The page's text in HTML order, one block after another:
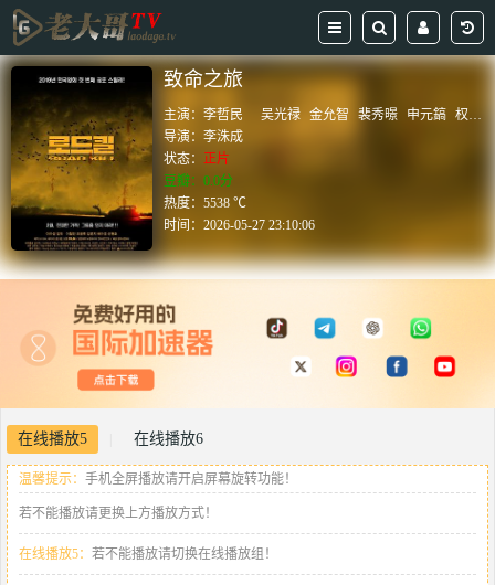
致命之旅
主演：李哲民 吴光禄 金允智 裴秀暻 申元鎬 权芮恩
导演：李洙成
状态：正片
豆瓣：0.0分
热度：5538 ℃
时间：2026-05-27 23:10:06
在线播放5 在线播放6
温馨提示： 手机全屏播放请开启屏幕旋转功能！
若不能播放请更换上方播放方式！
在线播放5： 若不能播放请切换在线播放组！